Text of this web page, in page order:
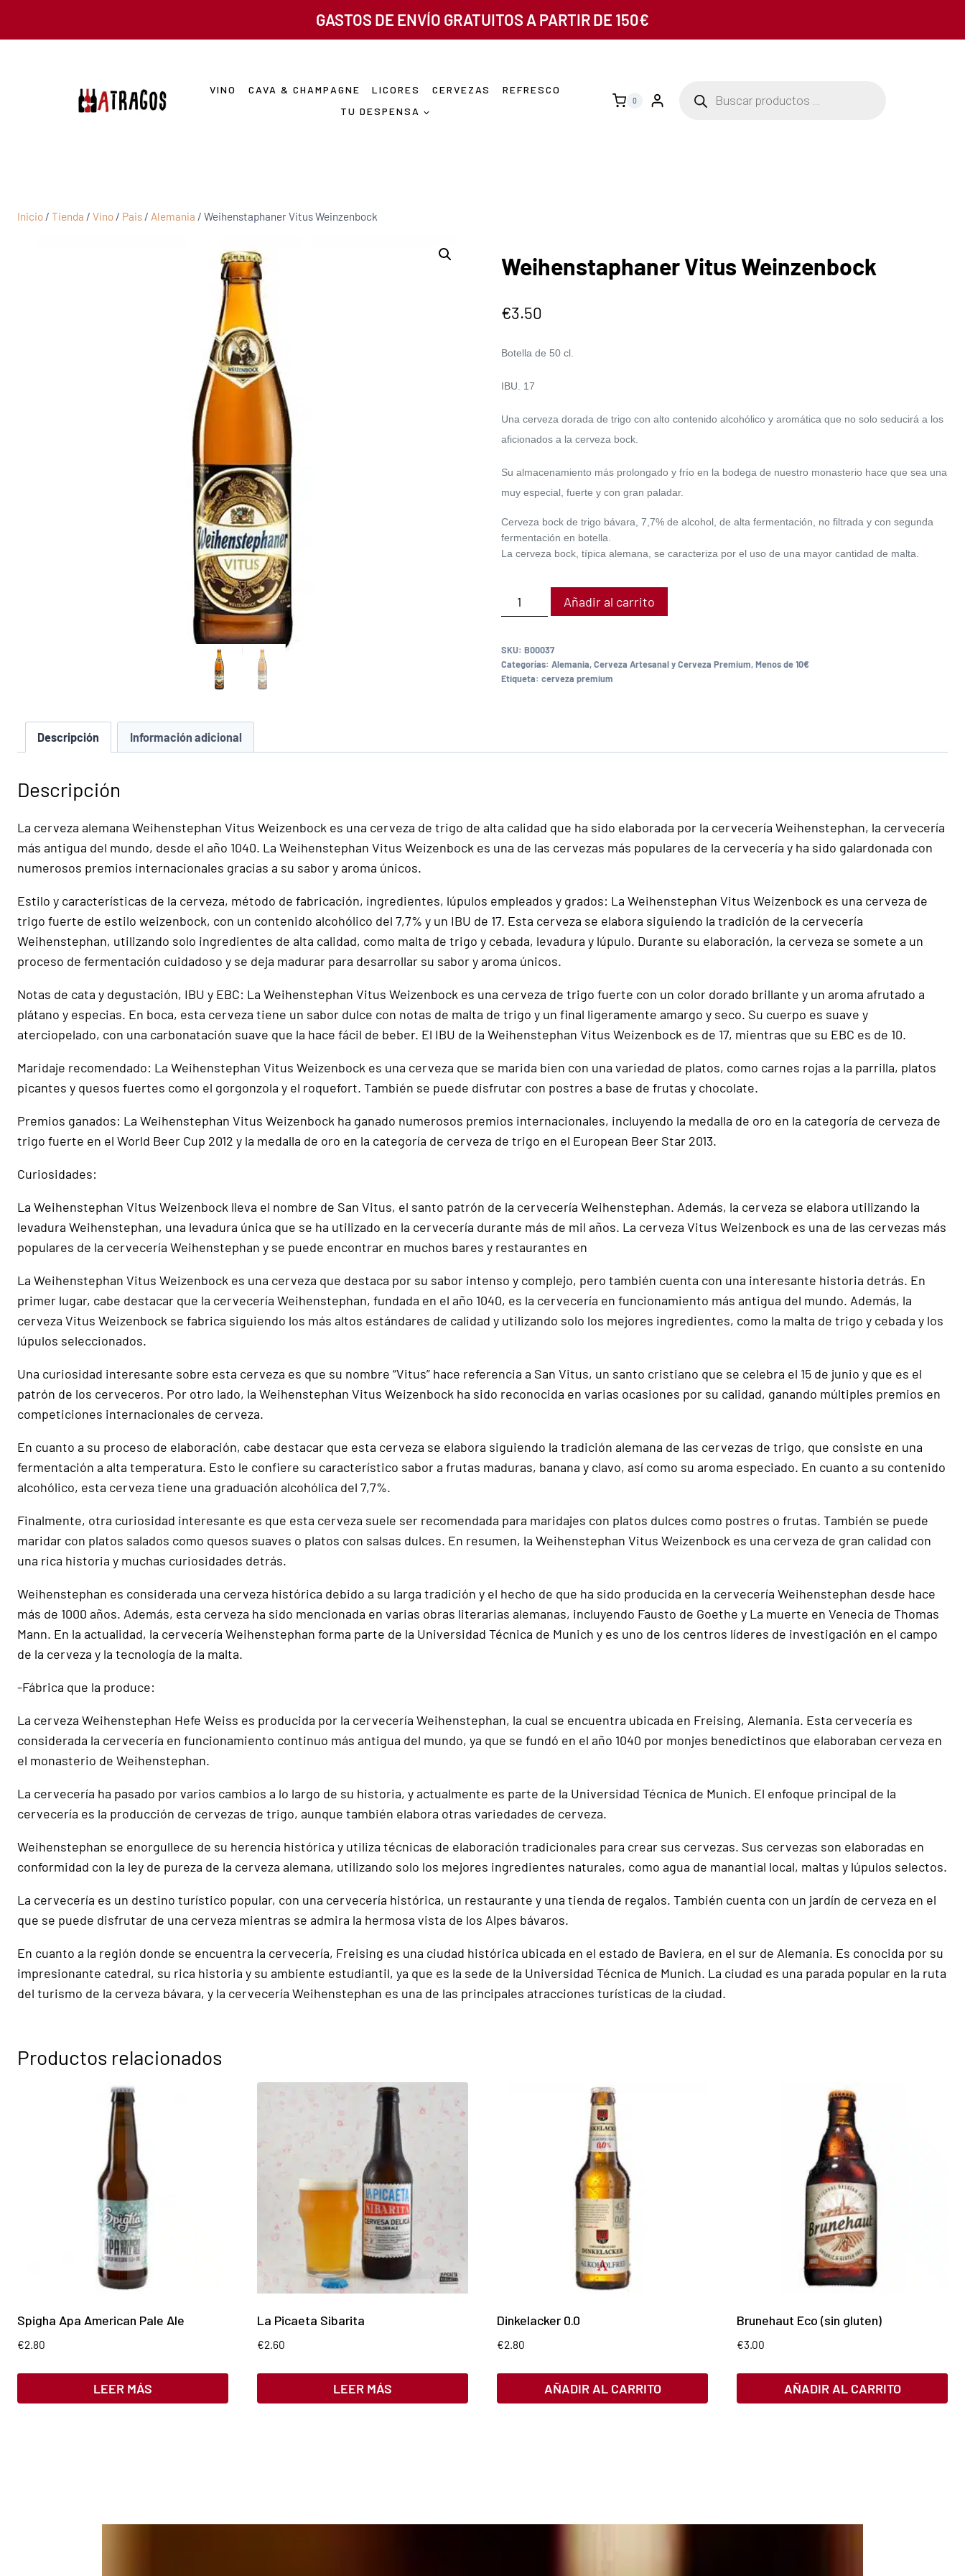
GASTOS DE ENVÍO GRATUITOS A PARTIR DE 150€
VINO CAVA & CHAMPAGNE LICORES CERVEZAS
REFRESCO
TU DESPENSA
0
Inicio / Tienda / Vino / Pais / Alemania / Weihenstaphaner Vitus Weinzenbock
Weihenstaphaner Vitus Weinzenbock
€3.50
Botella de 50 cl.
IBU. 17
Una cerveza dorada de trigo con alto contenido alcohólico y aromática que no solo seducirá a los
aficionados a la cerveza bock.
Su almacenamiento más prolongado y frío en la bodega de nuestro monasterio hace que sea una
muy especial, fuerte y con gran paladar.
Cerveza bock de trigo bávara, 7,7% de alcohol, de alta fermentación, no filtrada y con segunda
fermentación en botella.
La cerveza bock, típica alemana, se caracteriza por el uso de una mayor cantidad de malta.
Añadir al carrito
SKU: B00037
Categorías: Alemania,Cerveza Artesanal y Cerveza Premium,Menos de 10€
Etiqueta: cerveza premium
Descripción Información adicional
Descripción
La cerveza alemana Weihenstephan Vitus Weizenbock es una cerveza de trigo de alta calidad que ha sido elaborada por la cervecería Weihenstephan, la cervecería
más antigua del mundo, desde el año 1040. La Weihenstephan Vitus Weizenbock es una de las cervezas más populares de la cervecería y ha sido galardonada con
numerosos premios internacionales gracias a su sabor y aroma únicos.
Estilo y características de la cerveza, método de fabricación, ingredientes, lúpulos empleados y grados: La Weihenstephan Vitus Weizenbock es una cerveza de
trigo fuerte de estilo weizenbock, con un contenido alcohólico del 7,7% y un IBU de 17. Esta cerveza se elabora siguiendo la tradición de la cervecería
Weihenstephan, utilizando solo ingredientes de alta calidad, como malta de trigo y cebada, levadura y lúpulo. Durante su elaboración, la cerveza se somete a un
proceso de fermentación cuidadoso y se deja madurar para desarrollar su sabor y aroma únicos.
Notas de cata y degustación, IBU y EBC: La Weihenstephan Vitus Weizenbock es una cerveza de trigo fuerte con un color dorado brillante y un aroma afrutado a
plátano y especias. En boca, esta cerveza tiene un sabor dulce con notas de malta de trigo y un final ligeramente amargo y seco. Su cuerpo es suave y
aterciopelado, con una carbonatación suave que la hace fácil de beber. El IBU de la Weihenstephan Vitus Weizenbock es de 17, mientras que su EBC es de 10.
Maridaje recomendado: La Weihenstephan Vitus Weizenbock es una cerveza que se marida bien con una variedad de platos, como carnes rojas a la parrilla, platos
picantes y quesos fuertes como el gorgonzola y el roquefort. También se puede disfrutar con postres a base de frutas y chocolate.
Premios ganados: La Weihenstephan Vitus Weizenbock ha ganado numerosos premios internacionales, incluyendo la medalla de oro en la categoría de cerveza de
trigo fuerte en el World Beer Cup 2012 y la medalla de oro en la categoría de cerveza de trigo en el European Beer Star 2013.
Curiosidades:
La Weihenstephan Vitus Weizenbock lleva el nombre de San Vitus, el santo patrón de la cervecería Weihenstephan. Además, la cerveza se elabora utilizando la
levadura Weihenstephan, una levadura única que se ha utilizado en la cervecería durante más de mil años. La cerveza Vitus Weizenbock es una de las cervezas más
populares de la cervecería Weihenstephan y se puede encontrar en muchos bares y restaurantes en
La Weihenstephan Vitus Weizenbock es una cerveza que destaca por su sabor intenso y complejo, pero también cuenta con una interesante historia detrás. En
primer lugar, cabe destacar que la cervecería Weihenstephan, fundada en el año 1040, es la cervecería en funcionamiento más antigua del mundo. Además, la
cerveza Vitus Weizenbock se fabrica siguiendo los más altos estándares de calidad y utilizando solo los mejores ingredientes, como la malta de trigo y cebada y los
lúpulos seleccionados.
Una curiosidad interesante sobre esta cerveza es que su nombre “Vitus” hace referencia a San Vitus, un santo cristiano que se celebra el 15 de junio y que es el
patrón de los cerveceros. Por otro lado, la Weihenstephan Vitus Weizenbock ha sido reconocida en varias ocasiones por su calidad, ganando múltiples premios en
competiciones internacionales de cerveza.
En cuanto a su proceso de elaboración, cabe destacar que esta cerveza se elabora siguiendo la tradición alemana de las cervezas de trigo, que consiste en una
fermentación a alta temperatura. Esto le confiere su característico sabor a frutas maduras, banana y clavo, así como su aroma especiado. En cuanto a su contenido
alcohólico, esta cerveza tiene una graduación alcohólica del 7,7%.
Finalmente, otra curiosidad interesante es que esta cerveza suele ser recomendada para maridajes con platos dulces como postres o frutas. También se puede
maridar con platos salados como quesos suaves o platos con salsas dulces. En resumen, la Weihenstephan Vitus Weizenbock es una cerveza de gran calidad con
una rica historia y muchas curiosidades detrás.
Weihenstephan es considerada una cerveza histórica debido a su larga tradición y el hecho de que ha sido producida en la cervecería Weihenstephan desde hace
más de 1000 años. Además, esta cerveza ha sido mencionada en varias obras literarias alemanas, incluyendo Fausto de Goethe y La muerte en Venecia de Thomas
Mann. En la actualidad, la cervecería Weihenstephan forma parte de la Universidad Técnica de Munich y es uno de los centros líderes de investigación en el campo
de la cerveza y la tecnología de la malta.
-Fábrica que la produce:
La cerveza Weihenstephan Hefe Weiss es producida por la cervecería Weihenstephan, la cual se encuentra ubicada en Freising, Alemania. Esta cervecería es
considerada la cervecería en funcionamiento continuo más antigua del mundo, ya que se fundó en el año 1040 por monjes benedictinos que elaboraban cerveza en
el monasterio de Weihenstephan.
La cervecería ha pasado por varios cambios a lo largo de su historia, y actualmente es parte de la Universidad Técnica de Munich. El enfoque principal de la
cervecería es la producción de cervezas de trigo, aunque también elabora otras variedades de cerveza.
Weihenstephan se enorgullece de su herencia histórica y utiliza técnicas de elaboración tradicionales para crear sus cervezas. Sus cervezas son elaboradas en
conformidad con la ley de pureza de la cerveza alemana, utilizando solo los mejores ingredientes naturales, como agua de manantial local, maltas y lúpulos selectos.
La cervecería es un destino turístico popular, con una cervecería histórica, un restaurante y una tienda de regalos. También cuenta con un jardín de cerveza en el
que se puede disfrutar de una cerveza mientras se admira la hermosa vista de los Alpes bávaros.
En cuanto a la región donde se encuentra la cervecería, Freising es una ciudad histórica ubicada en el estado de Baviera, en el sur de Alemania. Es conocida por su
impresionante catedral, su rica historia y su ambiente estudiantil, ya que es la sede de la Universidad Técnica de Munich. La ciudad es una parada popular en la ruta
del turismo de la cerveza bávara, y la cervecería Weihenstephan es una de las principales atracciones turísticas de la ciudad.
Productos relacionados
Spigha Apa American Pale Ale
€2.80
LEER MÁS
La Picaeta Sibarita
€2.60
LEER MÁS
Dinkelacker 0.0
€2.80
AÑADIR AL CARRITO
Brunehaut Eco (sin gluten)
€3.00
AÑADIR AL CARRITO